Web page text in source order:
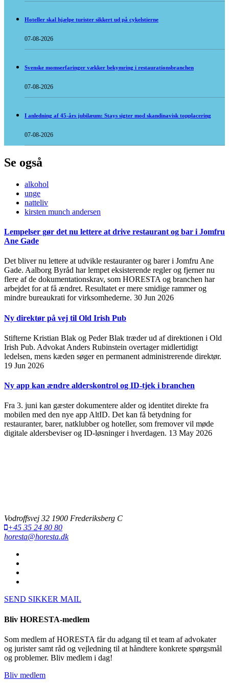
Hoteller skal hjælpe turister sikkert ud på cykelstierne
07-08-2026
Svenske momserfaringer vækker bekymring i restaurationsbranchen
07-08-2026
I anledning af 45-års jubilæum: Stays sigter mod skandinavisk topplacering
07-08-2026
Se også
alkohol
unge
natteliv
kirsten munch andersen
Lempelser gør det nu lettere at drive restaurant og bar i Jomfru
Ane Gade
Det bliver nu lettere at udvikle restauranter og barer i Jomfru Ane
Gade. Aalborg Byråd har lempet eksisterende regler og fjerner nu
flere af de dokumentationskrav, som HORESTA og branchen har
arbejdet for at få ændret. Resultatet er mere smidige rammer og
mindre bureaukrati for virksomhederne. 30 Jun 2026
Ny direktør på vej til Old Irish Pub
Stifterne Kristian Blak og Peder Blak træder ud af direktionen i Old
Irish Pub. Advokat Anders Rubinstein overtager midlertidigt
ledelsen, mens kæden søger en permanent administrerende direktør.
19 Jun 2026
Ny app kan ændre alderskontrol og ID-tjek i branchen
Fra 3. juni kan gæster dokumentere alder og identitet direkte fra
mobilen med den nye app AltID. Det kan få betydning for
restauranter, barer, natklubber og hoteller, som fremover vil møde
digitale aldersbeviser og ID-løsninger i hverdagen. 13 May 2026
Vodroffsvej 32 1900 Frederiksberg C
+45 35 24 80 80
horesta@horesta.dk
SEND SIKKER MAIL
Bliv HORESTA-medlem
Som medlem af HORESTA får du adgang til et team af advokater
og jurister samt råd og vejledning til at håndtere konkrete spørgsmål
og problemer. Bliv medlem i dag!
Bliv medlem